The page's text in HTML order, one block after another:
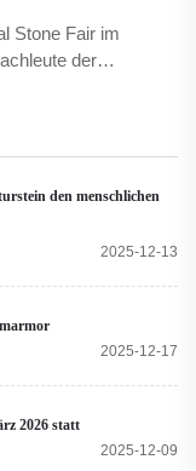
Stone Fair im
der
den menschlichen
2025-12-13
2025-12-17
2026 statt
2025-12-09